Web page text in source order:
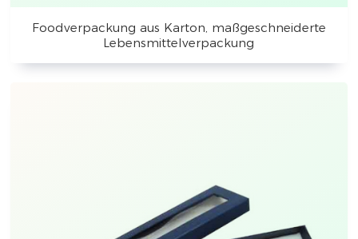
Foodverpackung aus Karton, maßgeschneiderte
Lebensmittelverpackung